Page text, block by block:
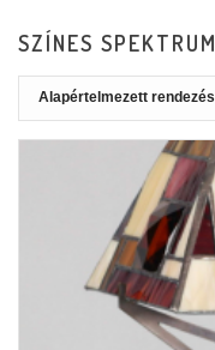
SZÍNES SPEKTRUM